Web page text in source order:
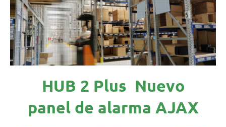
HUB 2 Plus Nuevo
panel de alarma AJAX